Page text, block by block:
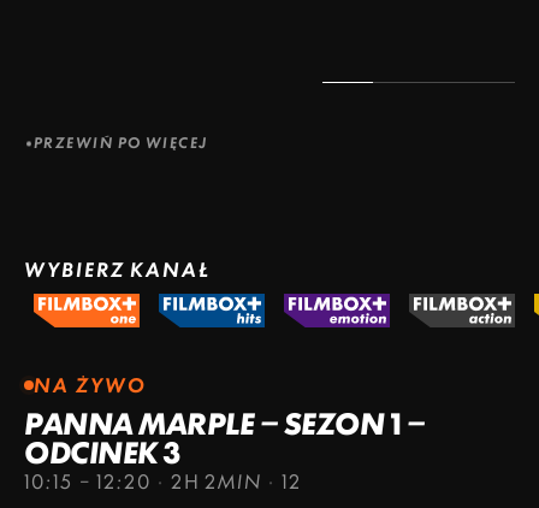
PRZEWIŃ PO WIĘCEJ
WYBIERZ KANAŁ
NA ŻYWO
PANNA MARPLE – SEZON 1 –
ODCINEK 3
10:15 – 12:20 · 2H 2MIN · 12